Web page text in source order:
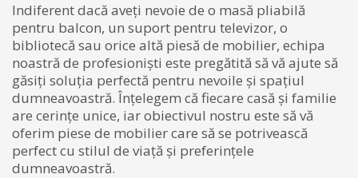
Indiferent dacă aveți nevoie de o masă pliabilă
pentru balcon, un suport pentru televizor, o
bibliotecă sau orice altă piesă de mobilier, echipa
noastră de profesioniști este pregătită să vă ajute să
găsiți soluția perfectă pentru nevoile și spațiul
dumneavoastră. Înțelegem că fiecare casă și familie
are cerințe unice, iar obiectivul nostru este să vă
oferim piese de mobilier care să se potrivească
perfect cu stilul de viață și preferințele
dumneavoastră.